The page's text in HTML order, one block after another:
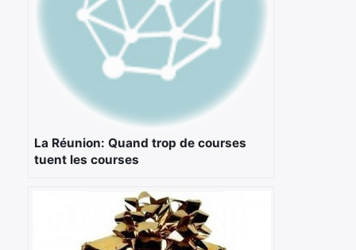
La Réunion: Quand trop de courses
tuent les courses